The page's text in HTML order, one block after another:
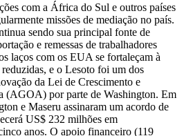
com a África do Sul e outros países
missões de mediação no país.
sendo sua principal fonte de
e remessas de trabalhadores
laços com os EUA se fortaleçam à
e o Lesoto foi um dos
da Lei de Crescimento e
(AGOA) por parte de Washington. Em
e Maseru assinaram um acordo de
US$ 232 milhões em
anos. O apoio financeiro (119